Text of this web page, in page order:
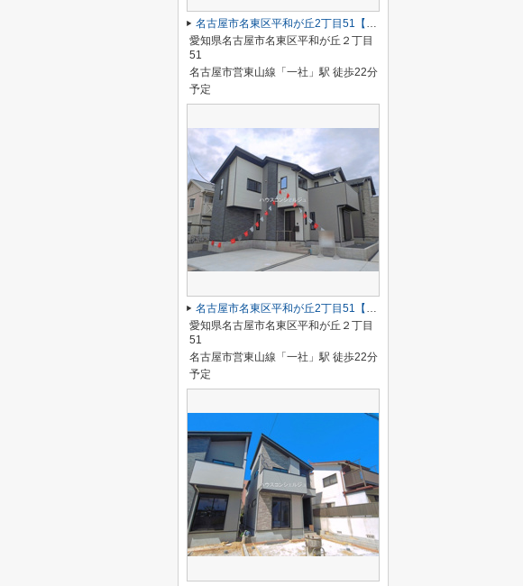
名古屋市名東区平和が丘2丁目51【仲介手数料無料】新築一戸建て 2号棟
愛知県名古屋市名東区平和が丘２丁目
51
名古屋市営東山線「一社」駅 徒歩22分
予定
名古屋市名東区平和が丘2丁目51【仲介手数料無料】新築一戸建て 1号棟
愛知県名古屋市名東区平和が丘２丁目
51
名古屋市営東山線「一社」駅 徒歩22分
予定